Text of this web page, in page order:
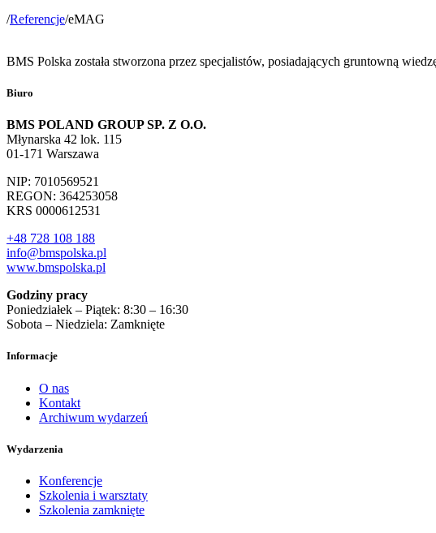
/Referencje/eMAG
BMS Polska została stworzona przez specjalistów, posiadających gruntowną
Biuro
BMS POLAND GROUP SP. Z O.O.
Młynarska 42 lok. 115
01-171 Warszawa
NIP: 7010569521
REGON: 364253058
KRS 0000612531
+48 728 108 188
info@bmspolska.pl
www.bmspolska.pl
Godziny pracy
Poniedziałek – Piątek: 8:30 – 16:30
Sobota – Niedziela: Zamknięte
Informacje
O nas
Kontakt
Archiwum wydarzeń
Wydarzenia
Konferencje
Szkolenia i warsztaty
Szkolenia zamknięte